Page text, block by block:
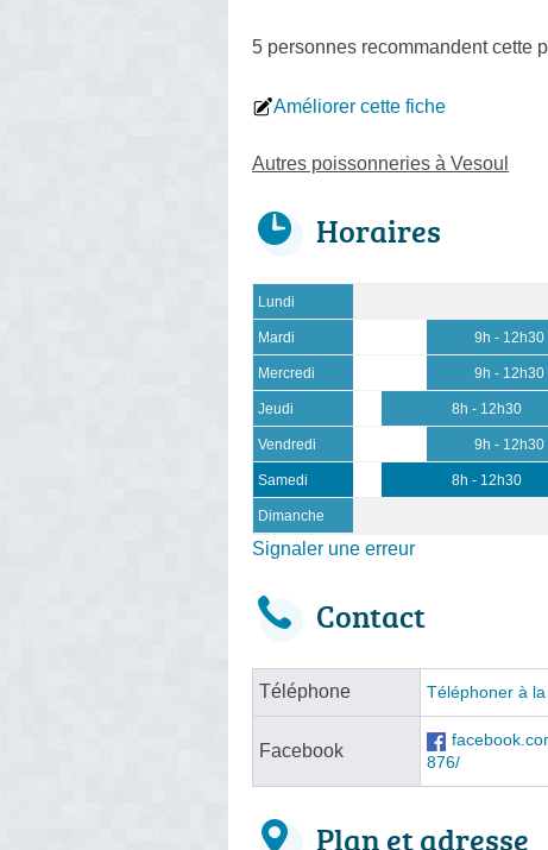
5 personnes recommandentcette
Améliorer cette fiche
Autres poissonneries à Vesoul
Horaires
Lundi
Mardi 9h - 12h30
Mercredi 9h - 12h30
Jeudi 8h - 12h30
Vendredi 9h - 12h30
Samedi 8h - 12h30
Dimanche
Signaler une erreur
Contact
Téléphone Téléphoner à
Facebook
876/
Plan et adresse